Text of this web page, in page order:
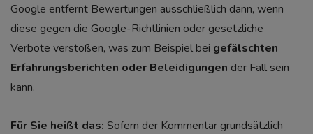
Google entfernt Bewertungen ausschließlich dann, wenn
diese gegen die Google-Richtlinien oder gesetzliche
Verbote verstoßen, was zum Beispiel bei gefälschten
Erfahrungsberichten oder Beleidigungen der Fall sein
kann.
Für Sie heißt das: Sofern der Kommentar grundsätzlich